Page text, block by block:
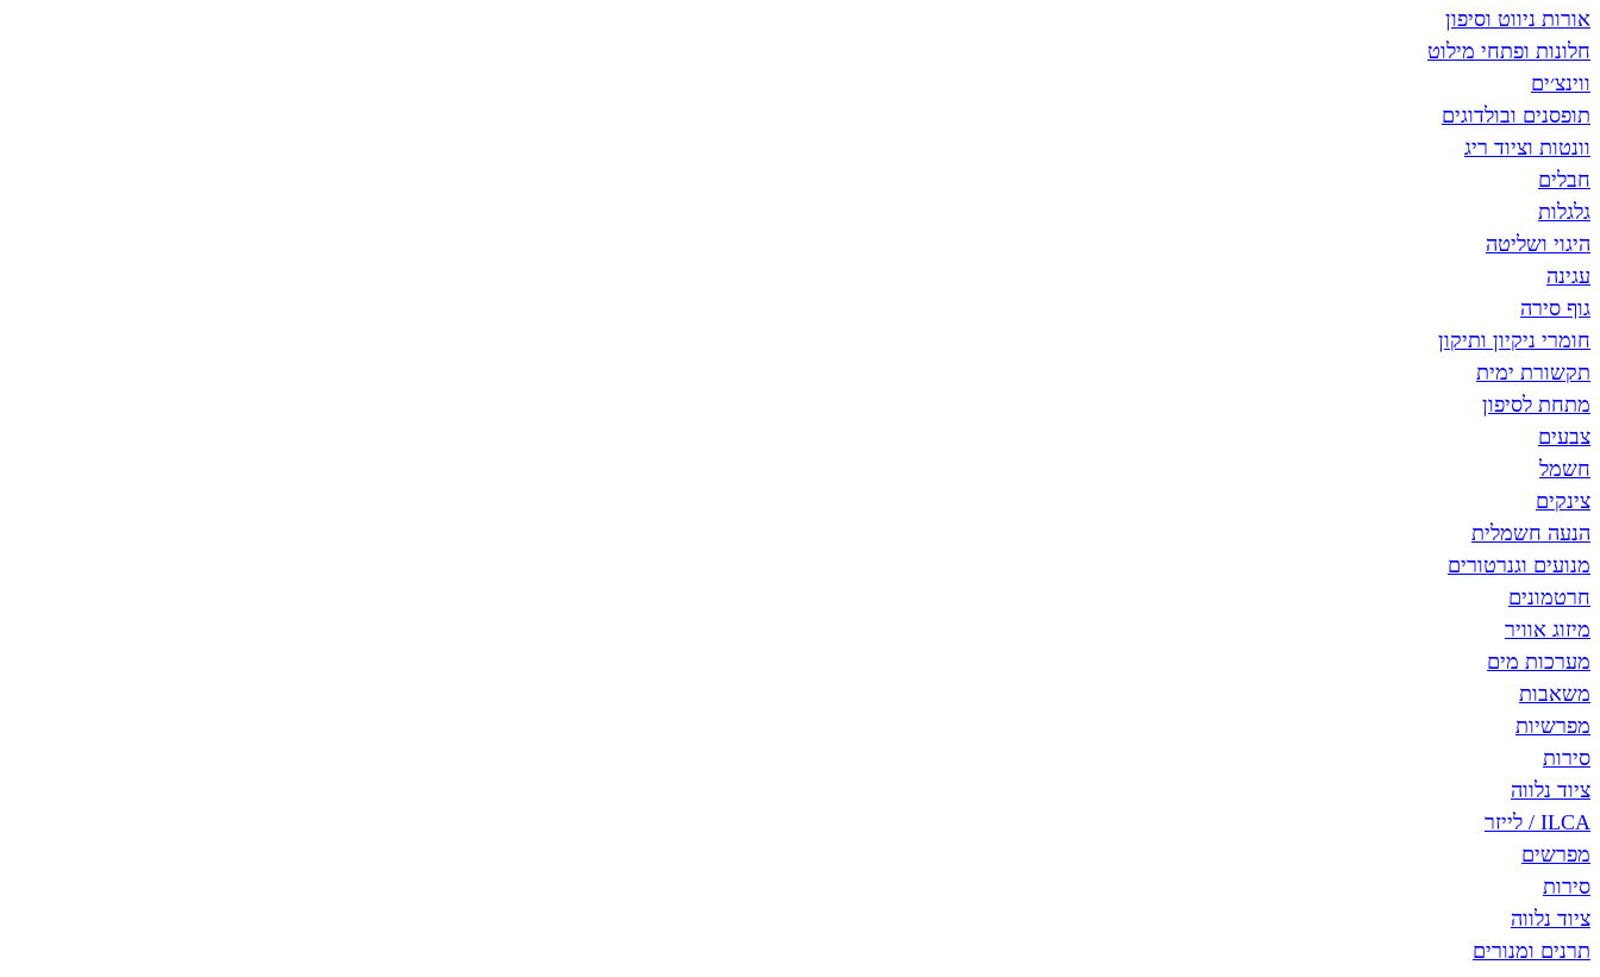
אורות ניווט וסיפון
חלונות ופתחי מילוט
ווינצ׳ים
תופסנים ובולדוגים
וונטות וציוד ריג
חבלים
גלגלות
היגוי ושליטה
עגינה
גוף סירה
חומרי ניקיון ותיקון
תקשורת ימית
מתחת לסיפון
צבעים
חשמל
צינקים
הנעה חשמלית
מנועים וגנרטורים
חרטמונים
מיזוג אוויר
מערכות מים
משאבות
מפרשיות
סירות
ציוד נלווה
ILCA / לייזר
מפרשים
סירות
ציוד נלווה
תרנים ומנורים